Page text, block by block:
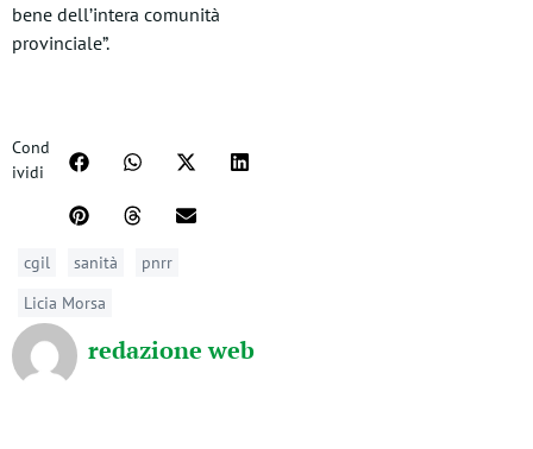
bene dell’intera comunità
provinciale”.
Cond
ividi
cgil sanità
pnrr
Licia Morsa
redazione web